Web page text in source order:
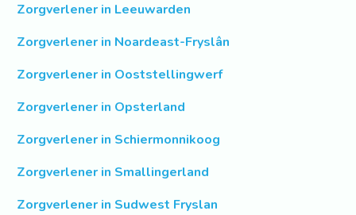
Zorgverlener in Leeuwarden
Zorgverlener in Noardeast-Fryslân
Zorgverlener in Ooststellingwerf
Zorgverlener in Opsterland
Zorgverlener in Schiermonnikoog
Zorgverlener in Smallingerland
Zorgverlener in Sudwest Fryslan